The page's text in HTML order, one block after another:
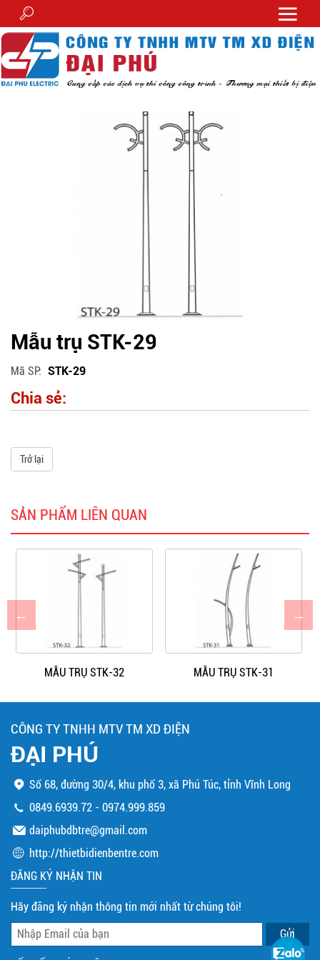
Mẫu trụ STK-29
Mã SP STK-29
Chia sẻ:
Trở lại
SẢN PHẨM LIÊN QUAN
MẪU TRỤ STK-32 MẪU TRỤ STK-31
CÔNG TY TNHH MTV TM XD ĐIỆN
ĐẠI PHÚ
Số 68, đường 30/4, khu phố 3, xã Phú Túc, tỉnh Vĩnh Long
0849.6939.72 -0974.999.859
daiphubdbtre@gmail.com
http://thietbidienbentre.com
ĐĂNG KÝ NHẬN TIN
Hãy đăng ký nhận thông tin mới nhất từ chúng tôi!